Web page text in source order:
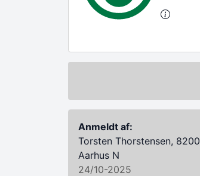
Anmeldt af:
Torsten Thorstensen, 8200
Aarhus N
24/10-2025